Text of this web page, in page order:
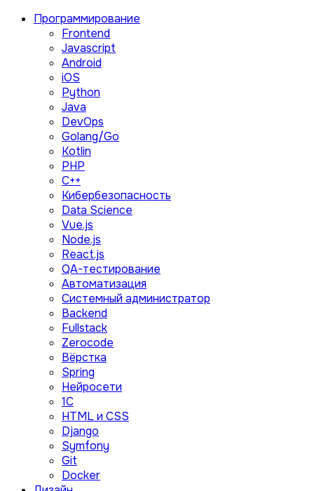
Программирование
Frontend
Javascript
Android
iOS
Python
Java
DevOps
Golang/Go
Kotlin
PHP
C++
Кибербезопасность
Data Science
Vue.js
Node.js
React.js
QA-тестирование
Автоматизация
Системный администратор
Backend
Fullstack
Zerocode
Вёрстка
Spring
Нейросети
1C
HTML и CSS
Django
Symfony
Git
Docker